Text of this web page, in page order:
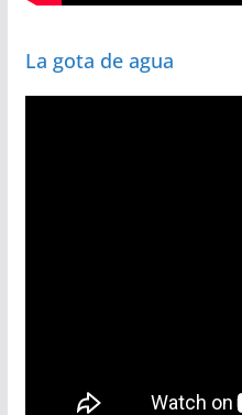
La gota de agua